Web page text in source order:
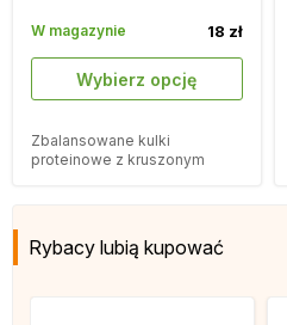
Wybierz opcję
18 zł
W magazynie
Zbalansowane kulki
proteinowe z kruszonym
Rybacy lubią kupować